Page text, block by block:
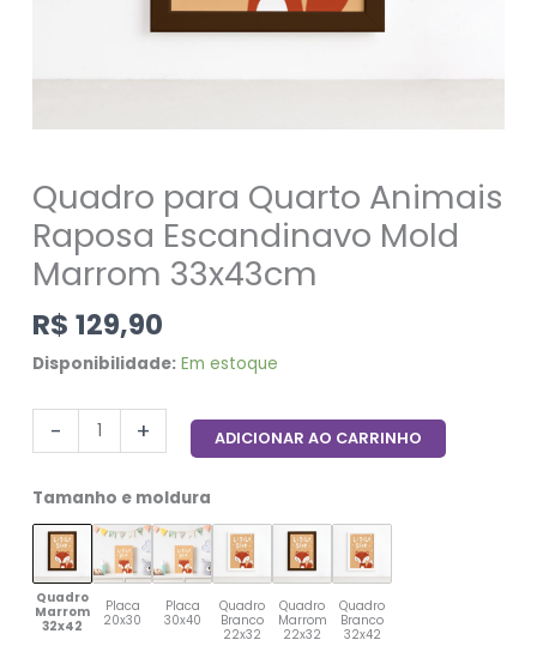
Quadro para Quarto Animais
Raposa Escandinavo Mold
Marrom 33x43cm
R$ 129,90
Disponibilidade: Em estoque
- + ADICIONAR AO CARRINHO
Tamanho e moldura
Quadro
Marrom
32x42
Placa
20x30
Placa
30x40
Quadro
Branco
22x32
Quadro
Marrom
22x32
Quadro
Branco
32x42